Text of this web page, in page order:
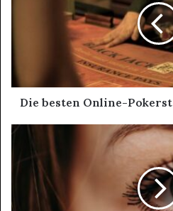
Die besten Online-